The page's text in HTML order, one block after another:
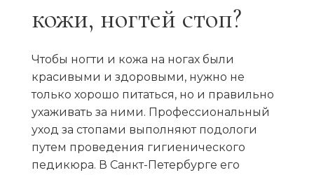
кожи, ногтей стоп?
Чтобы ногти и кожа на ногах были
красивыми и здоровыми, нужно не
только хорошо питаться, но и правильно
ухаживать за ними. Профессиональный
уход за стопами выполняют подологи
путем проведения гигиенического
педикюра. В Санкт-Петербурге его